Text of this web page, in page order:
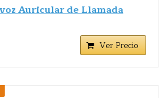
Auricular de Llamada
Ver Precio